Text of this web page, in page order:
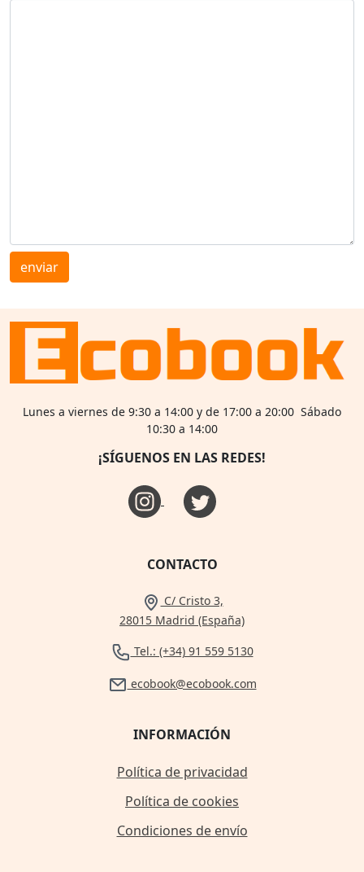
enviar
Lunes a viernes de 9:30 a 14:00 y de 17:00 a 20:00 Sábado
10:30 a 14:00
¡SÍGUENOS EN LAS REDES!
CONTACTO
C/ Cristo 3,
28015 Madrid (España)
Tel.: (+34) 91 559 5130
ecobook@ecobook.com
INFORMACIÓN
Política de privacidad
Política de cookies
Condiciones de envío